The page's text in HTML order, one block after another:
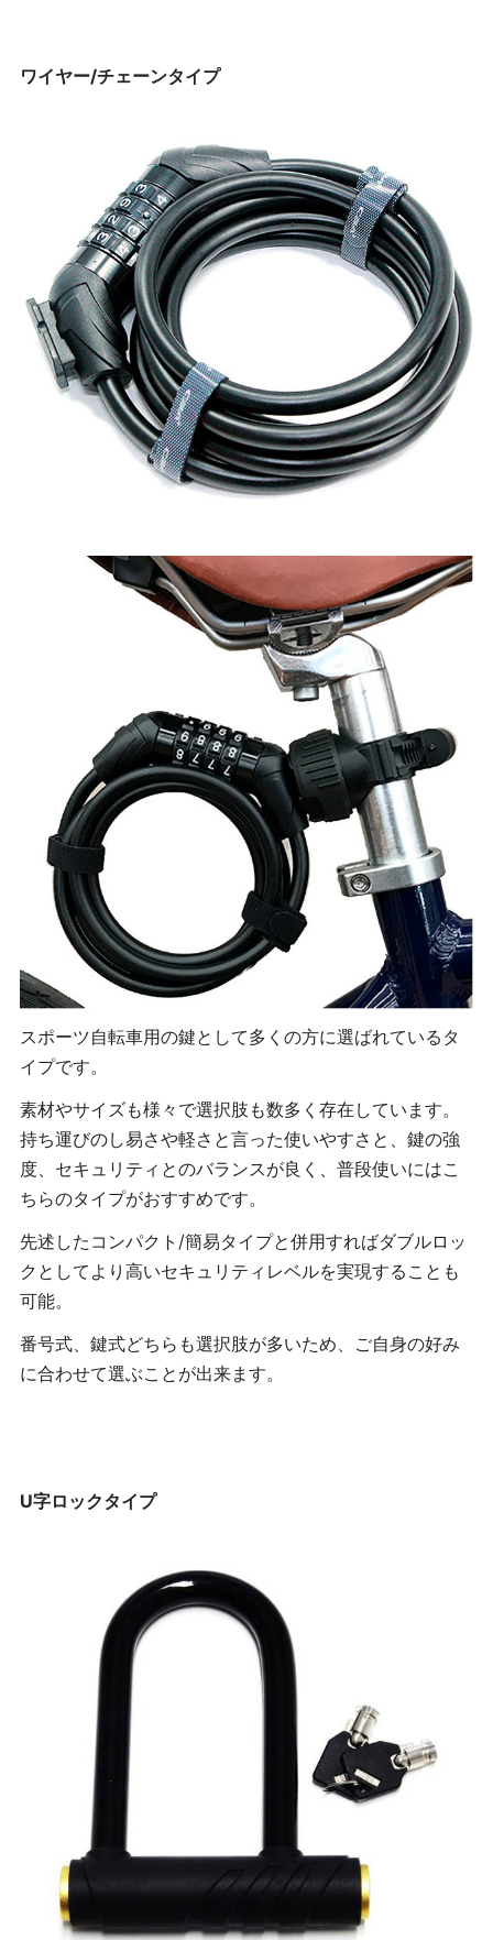
ワイヤー/チェーンタイプ
スポーツ自転車用の鍵として多くの方に選ばれているタ
イプです。
素材やサイズも様々で選択肢も数多く存在しています。
持ち運びのし易さや軽さと言った使いやすさと、鍵の強
度、セキュリティとのバランスが良く、普段使いにはこ
ちらのタイプがおすすめです。
先述したコンパクト/簡易タイプと併用すればダブルロッ
クとしてより高いセキュリティレベルを実現することも
可能。
番号式、鍵式どちらも選択肢が多いため、ご自身の好み
に合わせて選ぶことが出来ます。
U字ロックタイプ